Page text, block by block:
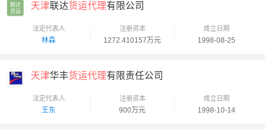
联达
货运
天津联达货运代理有限公司
法定代表人
林森
注册资本
1272.410157万元
成立日期
1998-08-25
天津华丰货运代理有限责任公司
法定代表人
王东
注册资本
900万元
成立日期
1998-10-14